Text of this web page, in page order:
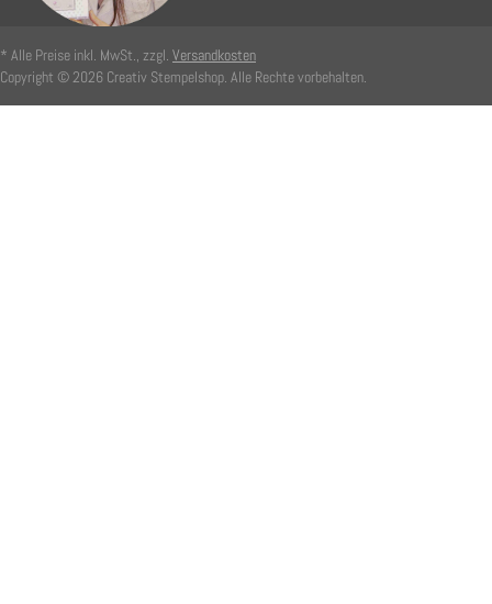
* Alle Preise inkl. MwSt., zzgl. Versandkosten
Copyright © 2026 Creativ Stempelshop. Alle Rechte vorbehalten.